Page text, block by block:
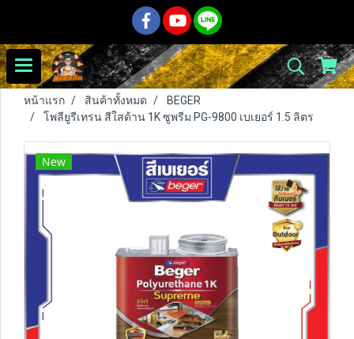
หน้าแรก สินค้าทั้งหมด
BEGER
โพลียูรีเทรน สีใสด้าน 1K ซูพรีม PG-9800 เบเยอร์ 1.5 ลิตร
New